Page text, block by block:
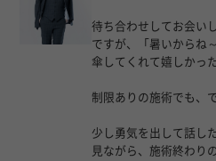
待ち合わせしてお会い
ですが、「暑いからね
傘してくれて嬉しかっ
制限ありの施術でも、
少し勇気を出して話し
見ながら、施術終わり